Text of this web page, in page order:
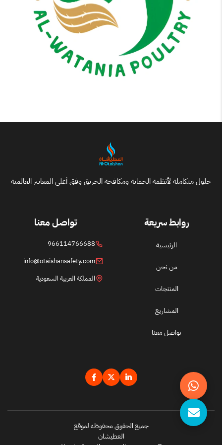
حلول متكاملة لأنظمة الحماية ومكافحة الحريق وفق أعلى المعايير العالمية
روابط سريعة
الرئيسية
من نحن
المنتجات
المشاريع
تواصل معنا
تواصل معنا
966114766688
info@otaishansafety.com
المملكة العربية السعودية
جميع الحقوق محفوظه لموقع
العطيشان